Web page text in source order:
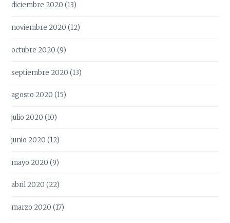
diciembre 2020 (13)
noviembre 2020 (12)
octubre 2020 (9)
septiembre 2020 (13)
agosto 2020 (15)
julio 2020 (10)
junio 2020 (12)
mayo 2020 (9)
abril 2020 (22)
marzo 2020 (17)